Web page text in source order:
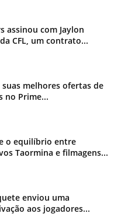
assinou com Jaylon
CFL, um contrato...
suas melhores ofertas de
no Prime...
o equilíbrio entre
Taormina e filmagens...
enviou uma
aos jogadores...